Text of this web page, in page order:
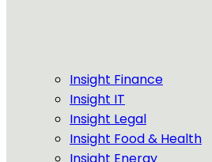
Insight Finance
Insight IT
Insight Legal
Insight Food & Health